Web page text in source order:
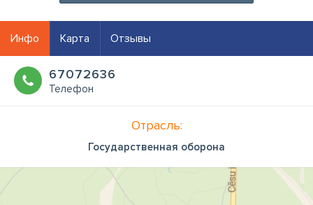
Инфо Карта Отзывы
67072636
Телефон
Отрасль:
Государственная оборона